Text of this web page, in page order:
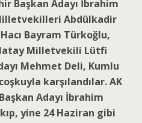
Başkan Adayı İbrahim
Abdülkadir
Bayram Türkoğlu,
Milletvekili Lütfi
Mehmet Deli, Kumlu
karşılandılar. AK
Adayı İbrahim
yine 24 Haziran gibi